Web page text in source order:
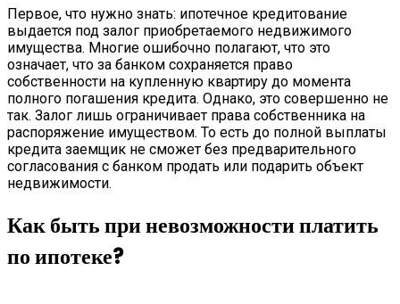
Первое, что нужно знать: ипотечное кредитование
выдается под залог приобретаемого недвижимого
имущества. Многие ошибочно полагают, что это
означает, что за банком сохраняется право
собственности на купленную квартиру до момента
полного погашения кредита. Однако, это совершенно не
так. Залог лишь ограничивает права собственника на
распоряжение имуществом. То есть до полной выплаты
кредита заемщик не сможет без предварительного
согласования с банком продать или подарить объект
недвижимости.
Как быть при невозможности платить
по ипотеке?